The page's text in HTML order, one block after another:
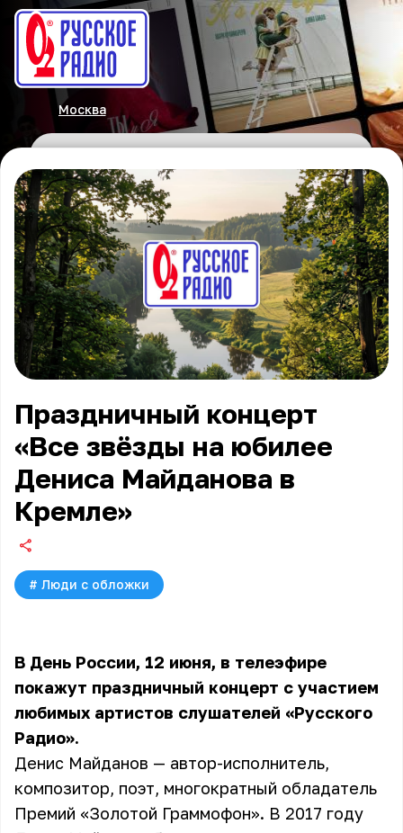
Москва
Праздничный концерт
«Все звёзды на юбилее
Дениса Майданова в
Кремле»
# Люди с обложки
В День России, 12 июня, в телеэфире
покажут праздничный концерт с участием
любимых артистов слушателей «Русского
Радио».
Денис Майданов — автор-исполнитель,
композитор, поэт, многократный обладатель
Премий «Золотой Граммофон». В 2017 году